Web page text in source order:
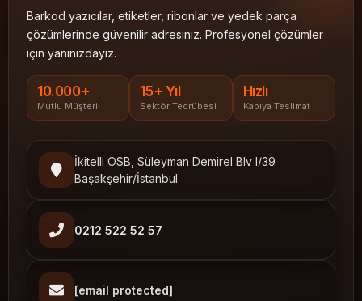
Barkod yazıcılar, etiketler, ribonlar ve yedek parça
çözümlerinde güvenilir adresiniz. Profesyonel çözümler
için yanınızdayız.
10.000+
Mutlu Müşteri
15+ Yıl
Sektör Tecrübesi
Hızlı
Kapıya Teslimat
İkitelli OSB, Süleyman Demirel Blv I/39
Başakşehir/İstanbul
0212 522 52 57
[email protected]